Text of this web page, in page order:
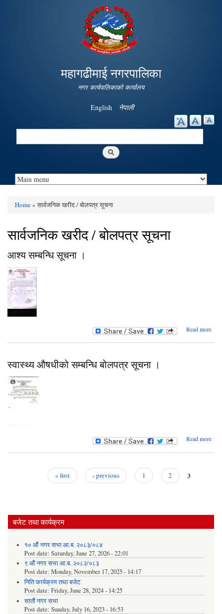
Skip to
main
content
महागढीमाई नगरपालिका
नगर कार्यपालिकाको कार्यालय
English नेपाली
Search
Home» सार्वजनिक खरीद / बोलपत्र सूचना
सार्वजनिक खरीद / बोलपत्र सूचना
आश्य सम्बन्धि सूचना ।
Read more
स्वास्थ्य औषधीको सम्बन्धि बोलपत्र सूचना ।
Read more
« first ‹ previous 1 2 3
बजेट तथा कार्यक्रम
१० औं नगर सभा आ.ब. २०८३/०८४
Post date: Saturday, June 27, 2026 - 22:01
९ औं नगर सभा आ.ब. २०८२/०८३
Post date: Monday, November 17, 2025 - 14:17
निति कार्यक्रम तथा बजेट
Post date: Friday, June 28, 2024 - 14:25
सातौं नगर सभा
Post date: Sunday, July 16, 2023 - 16:53